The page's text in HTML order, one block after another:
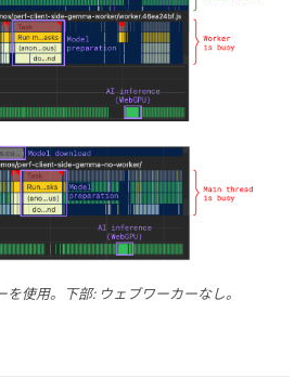
使用。下部: ウェブワーカーなし。